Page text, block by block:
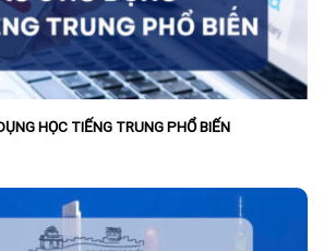
HỌC TIẾNG TRUNG PHỔ BIẾN